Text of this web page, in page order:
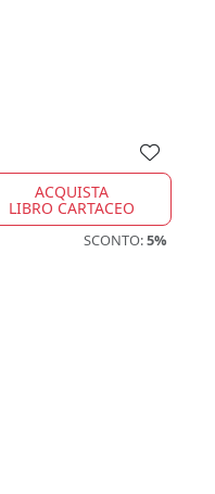
ACQUISTA
LIBRO CARTACEO
SCONTO:5%